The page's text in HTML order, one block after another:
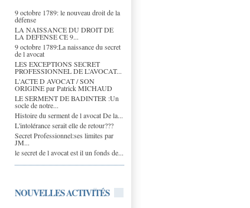
9 octobre 1789: le nouveau droit de la
défense
LA NAISSANCE DU DROIT DE
LA DEFENSE CE 9...
9 octobre 1789:La naissance du secret
de l avocat
LES EXCEPTIONS SECRET
PROFESSIONNEL DE L’AVOCAT...
L'ACTE D AVOCAT / SON
ORIGINE par Patrick MICHAUD
LE SERMENT DE BADINTER :Un
socle de notre...
Histoire du serment de l avocat De la...
L'intolérance serait elle de retour???
Secret Professionnel:ses limites par
JM...
le secret de l avocat est il un fonds de...
NOUVELLES ACTIVITÉS